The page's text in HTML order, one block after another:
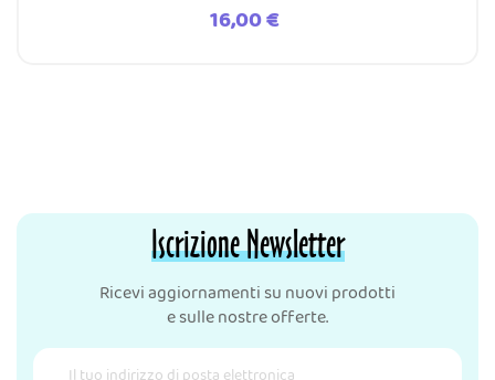
Prezzo
16,00 €
Iscrizione Newsletter
Ricevi aggiornamenti su nuovi prodotti
e sulle nostre offerte.